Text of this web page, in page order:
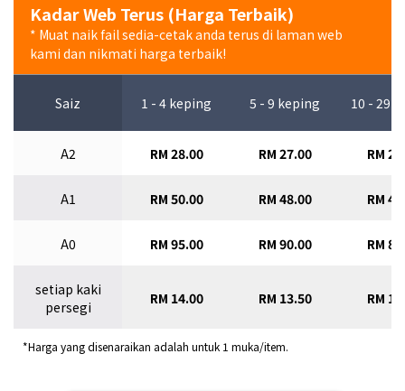
Kadar Web Terus (Harga Terbaik)
* Muat naik fail sedia-cetak anda terus di laman web
kami dan nikmati harga terbaik!
Saiz 1 - 4 keping 5 - 9 keping 10 - 29
A2 RM 28.00 RM 27.00 RM
A1 RM 50.00 RM 48.00 RM
A0 RM 95.00 RM 90.00 RM
setiap kaki
persegi
RM 14.00 RM 13.50 RM
*Harga yang disenaraikan adalah untuk 1 muka/item.